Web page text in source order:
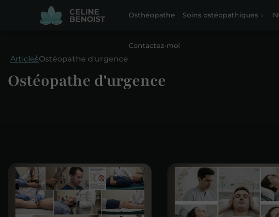
CELINE
BENOIST Osthéopathe Soins ostéopathiques
Contactez-moi
ArticlesOstéopathe d'urgence
Ostéopathe d'urgence